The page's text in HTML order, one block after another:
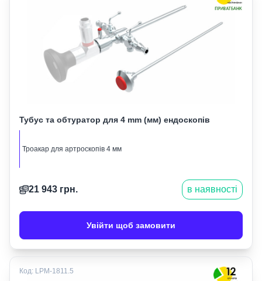
Тубус та обтуратор для 4 mm (мм) ендоскопів
Троакар для артроскопів 4 мм
21 943 грн. в наявності
Увійти щоб замовити
Код: LPM-1811.5